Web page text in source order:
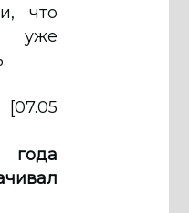
что
уже
года